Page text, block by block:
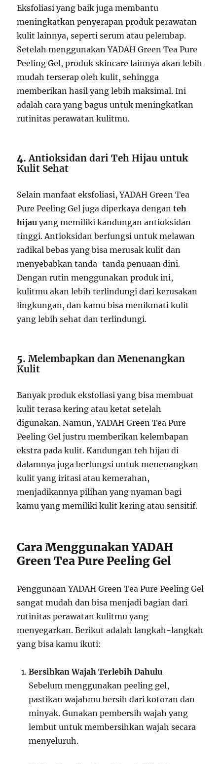
Eksfoliasi yang baik juga membantu
meningkatkan penyerapan produk perawatan
kulit lainnya, seperti serum atau pelembap.
Setelah menggunakan YADAH Green Tea Pure
Peeling Gel, produk skincare lainnya akan lebih
mudah terserap oleh kulit, sehingga
memberikan hasil yang lebih maksimal. Ini
adalah cara yang bagus untuk meningkatkan
rutinitas perawatan kulitmu.
4.Antioksidan dari Teh Hijau untuk
Kulit Sehat
Selain manfaat eksfoliasi, YADAH Green Tea
Pure Peeling Gel juga diperkaya denganteh
hijau yang memiliki kandungan antioksidan
tinggi. Antioksidan berfungsi untuk melawan
radikal bebas yang bisa merusak kulit dan
menyebabkan tanda-tanda penuaan dini.
Dengan rutin menggunakan produk ini,
kulitmu akan lebih terlindungi dari kerusakan
lingkungan, dan kamu bisa menikmati kulit
yang lebih sehat dan terlindungi.
5.Melembapkan dan Menenangkan
Kulit
Banyak produk eksfoliasi yang bisa membuat
kulit terasa kering atau ketat setelah
digunakan. Namun, YADAH Green Tea Pure
Peeling Gel justru memberikan kelembapan
ekstra pada kulit. Kandungan teh hijau di
dalamnya juga berfungsi untuk menenangkan
kulit yang iritasi atau kemerahan,
menjadikannya pilihan yang nyaman bagi
kamu yang memiliki kulit kering atau sensitif.
Cara Menggunakan YADAH
Green Tea Pure Peeling Gel
Penggunaan YADAH Green Tea Pure Peeling Gel
sangat mudah dan bisa menjadi bagian dari
rutinitas perawatan kulitmu yang
menyegarkan. Berikut adalah langkah-langkah
yang bisa kamu ikuti:
Bersihkan Wajah Terlebih Dahulu
Sebelum menggunakan peeling gel,
pastikan wajahmu bersih dari kotoran dan
minyak. Gunakan pembersih wajah yang
lembut untuk membersihkan wajah secara
menyeluruh.